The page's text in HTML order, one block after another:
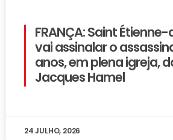
FRANÇA: Saint
vai assinalar o
anos, em plena igreja,
Jacques Hamel
24 JULHO, 2026